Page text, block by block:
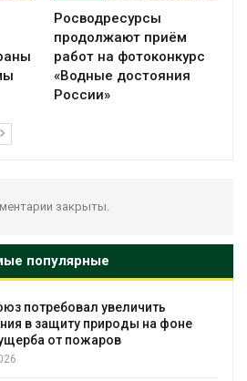
Росводресурсы
продолжают приём
работ на фотоконкурс
«Водные достояния
России»
закрыты.
популярные
потребовал увеличить
в защиту природы на фоне
от пожаров